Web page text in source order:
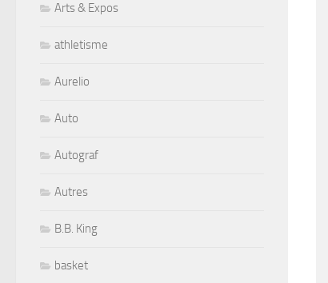
Arts & Expos
athletisme
Aurelio
Auto
Autograf
Autres
B.B. King
basket